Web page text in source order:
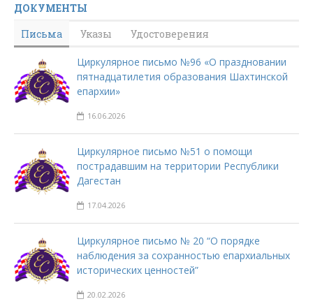
ДОКУМЕНТЫ
Письма
Указы Удостоверения
Циркулярное письмо №96 «О праздновании
пятнадцатилетия образования Шахтинской
епархии»
16.06.2026
Циркулярное письмо №51 о помощи
пострадавшим на территории Республики
Дагестан
17.04.2026
Циркулярное письмо № 20 “О порядке
наблюдения за сохранностью епархиальных
исторических ценностей”
20.02.2026